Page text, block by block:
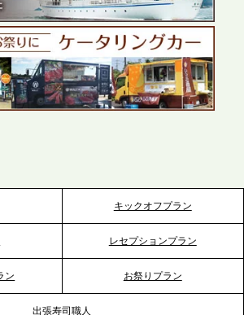
社を新設。幕張・舞浜の大型イベ
市の社内懇親会まで、現地拠点を活
対応を展開
のご案内｜ケータリングのセカンド
キックオフプラン
レセプションプラン
ン お祭りプラン
出張寿司職人